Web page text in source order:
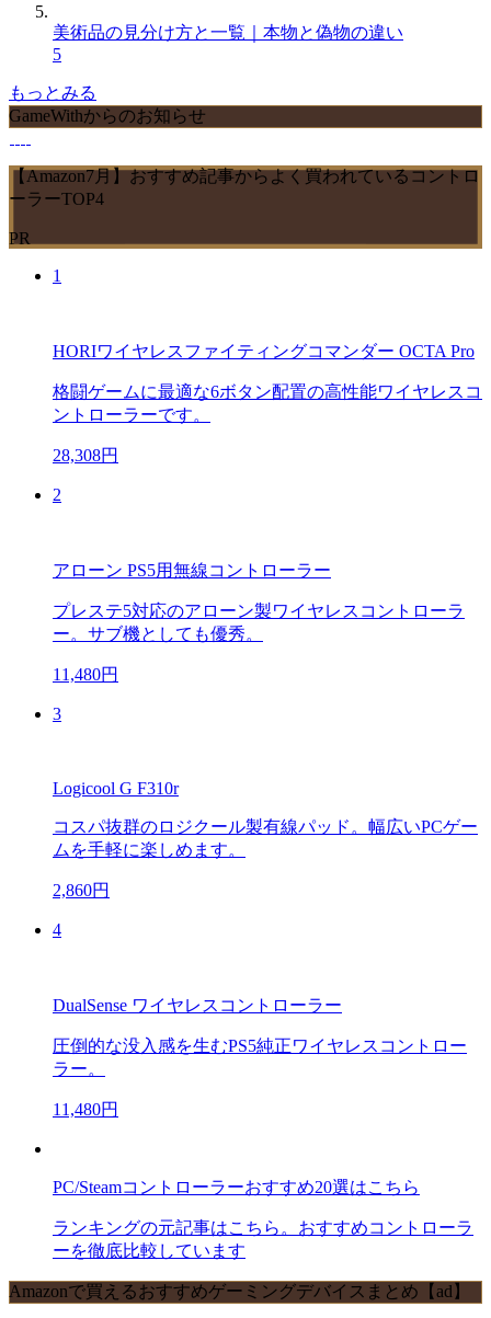
美術品の見分け方と一覧｜本物と偽物の違い
5
もっとみる
GameWithからのお知らせ
【Amazon7月】おすすめ記事からよく買われているコントロ
ーラーTOP4
PR
1
HORIワイヤレスファイティングコマンダー OCTA Pro
格闘ゲームに最適な6ボタン配置の高性能ワイヤレスコ
ントローラーです。
28,308円
2
アローン PS5用無線コントローラー
プレステ5対応のアローン製ワイヤレスコントローラ
ー。サブ機としても優秀。
11,480円
3
Logicool G F310r
コスパ抜群のロジクール製有線パッド。幅広いPCゲー
ムを手軽に楽しめます。
2,860円
4
DualSense ワイヤレスコントローラー
圧倒的な没入感を生むPS5純正ワイヤレスコントロー
ラー。
11,480円
PC/Steamコントローラーおすすめ20選はこちら
ランキングの元記事はこちら。おすすめコントローラ
ーを徹底比較しています
Amazonで買えるおすすめゲーミングデバイスまとめ【ad】